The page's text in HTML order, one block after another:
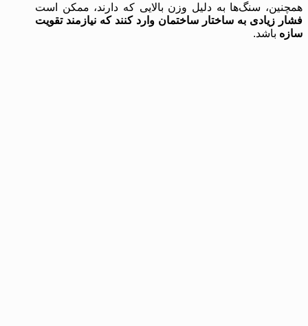
همچنین، سنگ‌ها به دلیل وزن بالایی که دارند، ممکن است
فشار زیادی به ساختار ساختمان وارد کنند که نیازمند تقویت
سازه باشد.